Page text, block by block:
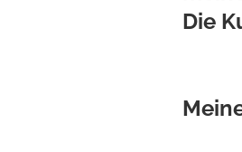
Die